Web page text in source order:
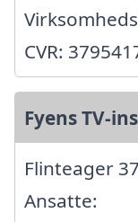
CVR:
Fyens TV-
Flinteager
Ansatte: